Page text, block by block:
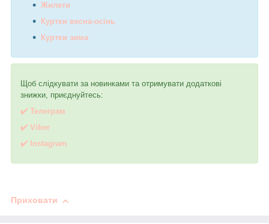
Жилети
Куртки весна-осінь
Куртки зима
Щоб слідкувати за новинками та отримувати додаткові
знижки, приєднуйтесь:
✔️ Телеграм
✔️ Viber
✔️ nstagram
Приховати